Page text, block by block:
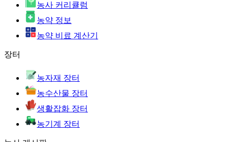
농사 커리큘럼
농약 정보
농약 비료 계산기
장터
농자재 장터
농수산물 장터
생활잡화 장터
농기계 장터